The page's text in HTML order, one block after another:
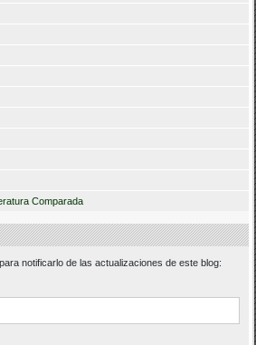
Comparada
notificarlo de las actualizaciones de este blog: